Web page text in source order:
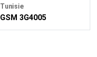
Tunisie
GSM 3G4005